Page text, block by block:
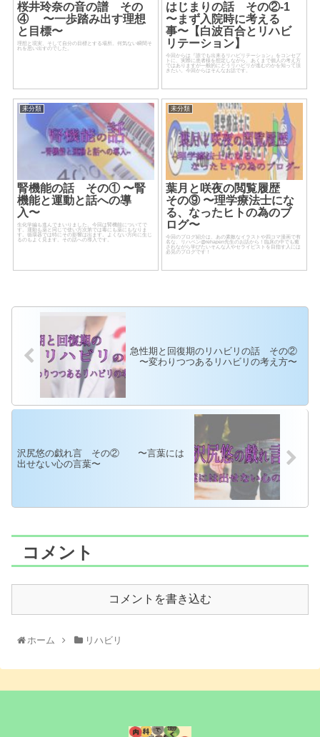
桜井玲奈の音の譜 その
④ 〜一歩踏み出す理想
と目標〜
理想と現実、そして自分の目標とする場所。何気ない瞬間そ
れを思い出すのでした。
はじまりの話 その②-1
〜まず入院時に考える
事〜【白波百合とリハビ
リテーション】
今回からは『誰でも出来るリハビリテーション』をコンセプ
トに、実際に患者様を想定しながら、あくまで個人の考え方
ではありますが一般的にどうリハビリが進むのかを知って頂
きたい。今回からはそんなお話です。
未分類
腎機能の話 その① 〜腎
機能と運動と話への導
入〜
生化学編も進んでまいりました。今回は腎機能についてで
す。運動も薬と同じで使い方次第では毒にも薬にもなりま
す。循環器では特にその影響は出ます。よくない方向に生じ
るのもよく見ます。その話への導入です。
未分類
葉月と咲夜の閲覧履歴
その⑨ 〜理学療法士にな
る、なったヒトの為のブ
ログ〜
今回のブログ紹介は、あの素敵なイラストや四コマ漫画で有
名な、リハペン@rehapen先生のお話から！臨床の中でも癒
されながら学びたいそんな人やセライピストを目指す人には
必見のブログです！
急性期と回復期のリハビリの話 その②
〜変わりつつあるリハビリの考え方〜
沢尻悠の戯れ言 その② 〜言葉には
出せない心の言葉〜
コメント
コメントを書き込む
ホーム リハビリ